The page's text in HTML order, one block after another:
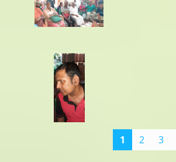
1 2 3